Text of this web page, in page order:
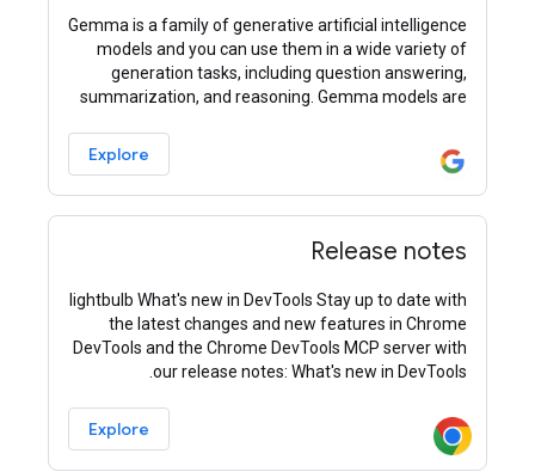
Gemma is a family of generative artificial intelligence
models and you can use them in a wide variety of
generation tasks, including question answering,
summarization, and reasoning. Gemma models are
Explore
Release notes
lightbulb What's new in DevTools Stay up to date with
the latest changes and new features in Chrome
DevTools and the Chrome DevTools MCP server with
our release notes: What's new in DevTools.
Explore